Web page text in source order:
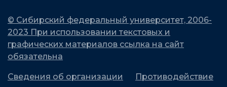
© Сибирский федеральный университет, 2006-
2023 При использовании текстовых и
графических материалов ссылка на сайт
обязательна
Сведения об организации
Противодействие